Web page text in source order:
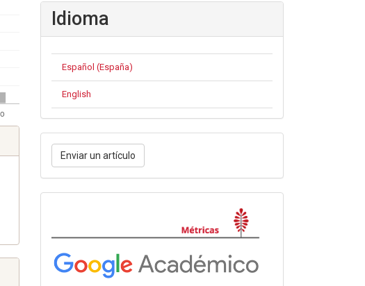
Idioma
Español (España)
English
Enviar
un
artículo
Enviar un artículo